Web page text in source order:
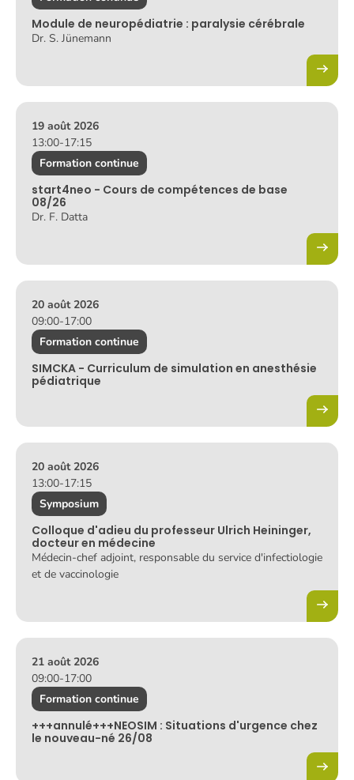
U
Module de neuropédiatrie : paralysie cérébrale
Dr. S. Jünemann
19 août 2026
13:00-17:15
Formation continue
start4neo - Cours de compétences de base
08/26
Dr. F. Datta
20 août 2026
09:00-17:00
Formation continue
SIMCKA - Curriculum de simulation en anesthésie
pédiatrique
20 août 2026
13:00-17:15
Symposium
Colloque d'adieu du professeur Ulrich Heininger,
docteur en médecine
Médecin-chef adjoint, responsable du service d'infectiologie
et de vaccinologie
21 août 2026
09:00-17:00
Formation continue
+++annulé+++NEOSIM : Situations d'urgence chez
le nouveau-né 26/08